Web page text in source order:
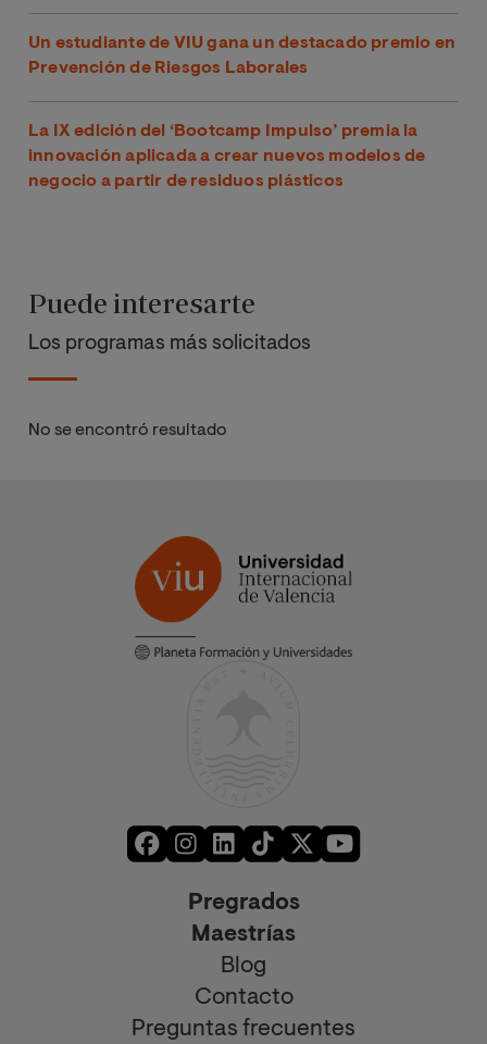
Un estudiante de VIU gana un destacado premio en
Prevención de Riesgos Laborales
La IX edición del ‘Bootcamp Impulso’ premia la
innovación aplicada a crear nuevos modelos de
negocio a partir de residuos plásticos
Puede interesarte
Los programas más solicitados
No se encontró resultado
Pregrados
Maestrías
Blog
Contacto
Preguntas frecuentes